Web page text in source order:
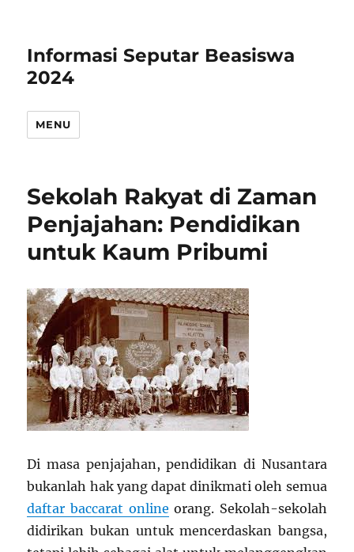
Informasi Seputar Beasiswa
2024
MENU
Sekolah Rakyat di Zaman
Penjajahan: Pendidikan
untuk Kaum Pribumi
Di masa penjajahan, pendidikan di Nusantara
bukanlah hak yang dapat dinikmati oleh semua
daftar baccarat online orang. Sekolah-sekolah
didirikan bukan untuk mencerdaskan bangsa,